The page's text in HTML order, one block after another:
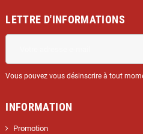
LETTRE D'INFORMATIONS
Vous pouvez vous désinscrire à tout
INFORMATION
Promotion